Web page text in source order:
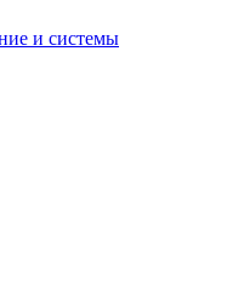
и системы